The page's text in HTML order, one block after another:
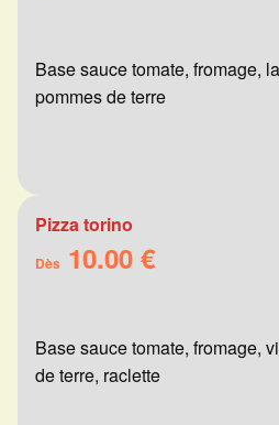
Base sauce tomate, fromage,
pommes de terre
Pizza torino
Dès 10.00 €
Base sauce tomate, fromage,
de terre, raclette